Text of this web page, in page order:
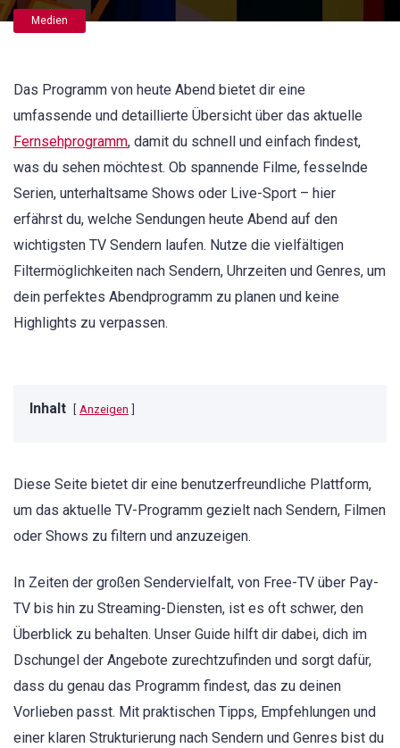
Medien
Das Programm von heute Abend bietet dir eine
umfassende und detaillierte Übersicht über das aktuelle
Fernsehprogramm, damit du schnell und einfach findest,
was du sehen möchtest. Ob spannende Filme, fesselnde
Serien, unterhaltsame Shows oder Live-Sport – hier
erfährst du, welche Sendungen heute Abend auf den
wichtigsten TV Sendern laufen. Nutze die vielfältigen
Filtermöglichkeiten nach Sendern, Uhrzeiten und Genres, um
dein perfektes Abendprogramm zu planen und keine
Highlights zu verpassen.
Inhalt Anzeigen
Diese Seite bietet dir eine benutzerfreundliche Plattform,
um das aktuelle TV-Programm gezielt nach Sendern, Filmen
oder Shows zu filtern und anzuzeigen.
In Zeiten der großen Sendervielfalt, von Free-TV über Pay-
TV bis hin zu Streaming-Diensten, ist es oft schwer, den
Überblick zu behalten. Unser Guide hilft dir dabei, dich im
Dschungel der Angebote zurechtzufinden und sorgt dafür,
dass du genau das Programm findest, das zu deinen
Vorlieben passt. Mit praktischen Tipps, Empfehlungen und
einer klaren Strukturierung nach Sendern und Genres bist du